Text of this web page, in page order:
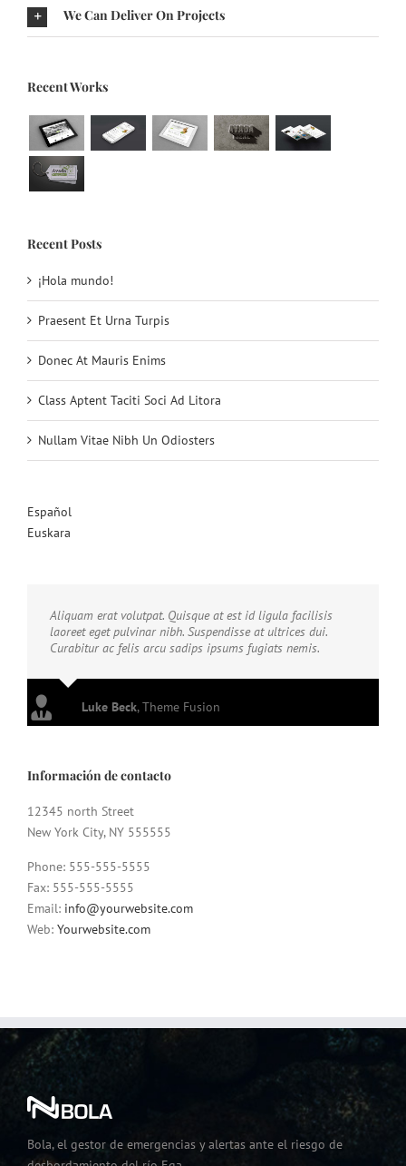
We Can Deliver On Projects
Recent Works
Recent Posts
¡Hola mundo!
Praesent Et Urna Turpis
Donec At Mauris Enims
Class Aptent Taciti Soci Ad Litora
Nullam Vitae Nibh Un Odiosters
Español
Euskara
Aliquam erat volutpat. Quisque at est id ligula facilisis
laoreet eget pulvinar nibh. Suspendisse at ultrices dui.
Curabitur ac felis arcu sadips ipsums fugiats nemis.
Luke Beck,Theme Fusion
Información de contacto
12345 north Street
New York City, NY 555555
Phone: 555-555-5555
Fax: 555-555-5555
Email: info@yourwebsite.com
Web: Yourwebsite.com
Bola, el gestor de emergencias y alertas ante el riesgo de